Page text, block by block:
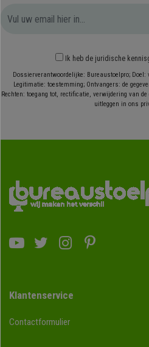
Ik heb de juridische
Dossierverantwoordelijke: Bureaustoelpro;
Legitimatie: toestemming; Ontvangers: de
Rechten: toegang tot, rectificatie, verwijdering van
uitleggen in ons
Klantenservice
Contactformulier